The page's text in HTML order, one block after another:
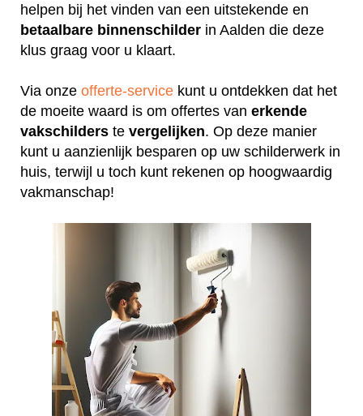
helpen bij het vinden van een uitstekende en
betaalbare binnenschilder in Aalden die deze
klus graag voor u klaart.
Via onze offerte-service kunt u ontdekken dat het
de moeite waard is om offertes van erkende
vakschilders te vergelijken. Op deze manier
kunt u aanzienlijk besparen op uw schilderwerk in
huis, terwijl u toch kunt rekenen op hoogwaardig
vakmanschap!